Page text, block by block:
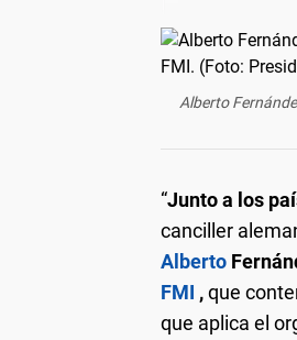
Alberto
“Junto a los
canciller
Alberto
FMI ,que
que aplica el